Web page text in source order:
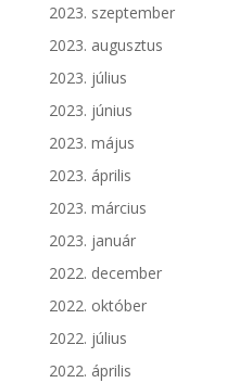
2023. szeptember
2023. augusztus
2023. július
2023. június
2023. május
2023. április
2023. március
2023. január
2022. december
2022. október
2022. július
2022. április